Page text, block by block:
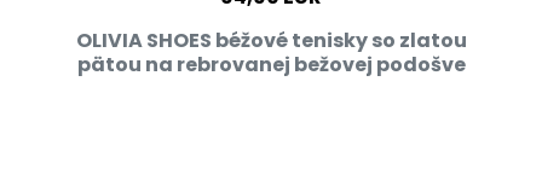
OLIVIA SHOES béžové tenisky so zlatou
pätou na rebrovanej bežovej podošve